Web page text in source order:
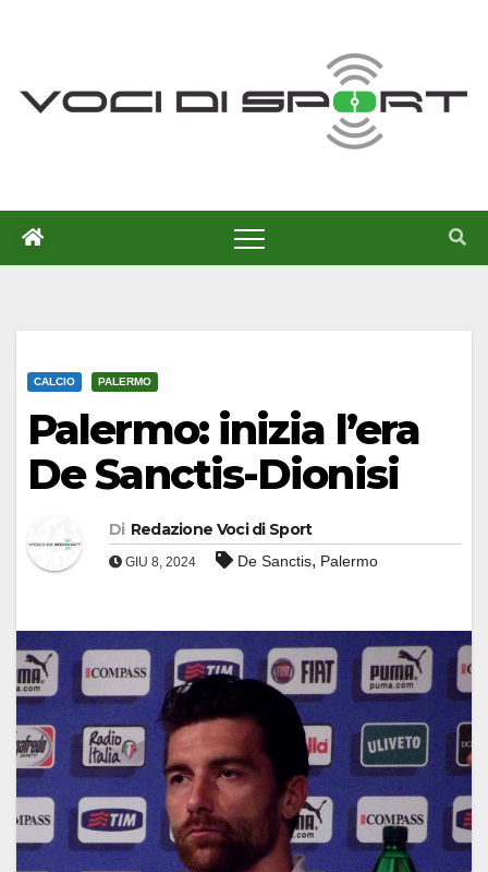
CALCIO PALERMO
Palermo: inizia l’era
De Sanctis-Dionisi
Di Redazione Voci di Sport
GIU 8, 2024 De Sanctis, Palermo